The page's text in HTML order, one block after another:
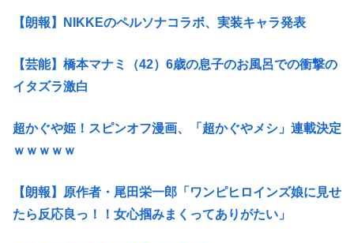
【朗報】NIKKEのペルソナコラボ、実装キャラ発表
【芸能】橋本マナミ（42）6歳の息子のお風呂での衝撃の
イタズラ激白
超かぐや姫！スピンオフ漫画、「超かぐやメシ」連載決定
ｗｗｗｗｗ
【朗報】原作者・尾田栄一郎「ワンピヒロインズ娘に見せ
たら反応良っ！！女心掴みまくってありがたい」